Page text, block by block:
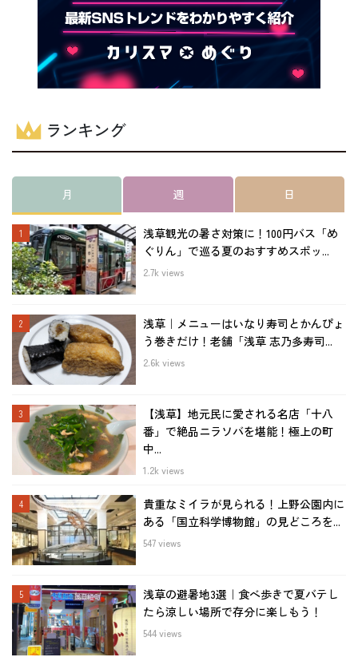
ランキング
月 週 日
浅草観光の暑さ対策に！100円バス「め
ぐりん」で巡る夏のおすすめスポッ...
2.7k views
浅草｜メニューはいなり寿司とかんぴょ
う巻きだけ！老舗「浅草 志乃多寿司...
2.6k views
【浅草】地元民に愛される名店「十八
番」で絶品ニラソバを堪能！極上の町
中...
1.2k views
貴重なミイラが見られる！上野公園内に
ある「国立科学博物館」の見どころを...
547 views
浅草の避暑地3選｜食べ歩きで夏バテし
たら涼しい場所で存分に楽しもう！
544 views